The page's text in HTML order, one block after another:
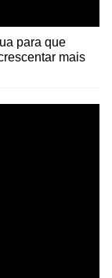
para que
mais